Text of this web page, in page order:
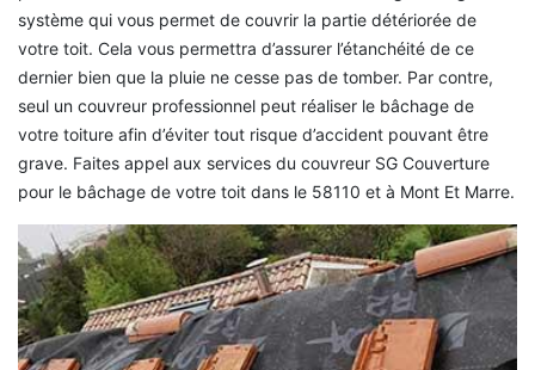
système qui vous permet de couvrir la partie détériorée de
votre toit. Cela vous permettra d’assurer l’étanchéité de ce
dernier bien que la pluie ne cesse pas de tomber. Par contre,
seul un couvreur professionnel peut réaliser le bâchage de
votre toiture afin d’éviter tout risque d’accident pouvant être
grave. Faites appel aux services du couvreur SG Couverture
pour le bâchage de votre toit dans le 58110 et à Mont Et Marre.